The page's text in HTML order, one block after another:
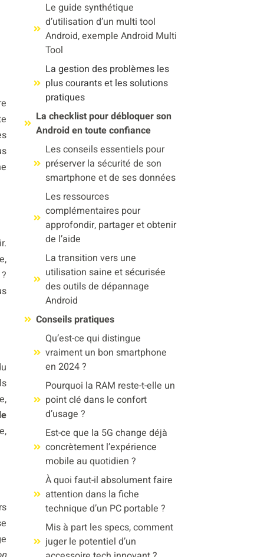
Le guide synthétique
d’utilisation d’un multi tool
Android, exemple Android Multi
Tool
La gestion des problèmes les
plus courants et les solutions
pratiques
La checklist pour débloquer son
Android en toute confiance
Les conseils essentiels pour
préserver la sécurité de son
smartphone et de ses données
Les ressources
complémentaires pour
approfondir, partager et obtenir
de l’aide
La transition vers une
utilisation saine et sécurisée
des outils de dépannage
Android
Conseils pratiques
Qu’est-ce qui distingue
vraiment un bon smartphone
en 2024 ?
Pourquoi la RAM reste-t-elle un
point clé dans le confort
d’usage ?
Est-ce que la 5G change déjà
concrètement l’expérience
mobile au quotidien ?
À quoi faut-il absolument faire
attention dans la fiche
technique d’un PC portable ?
Mis à part les specs, comment
juger le potentiel d’un